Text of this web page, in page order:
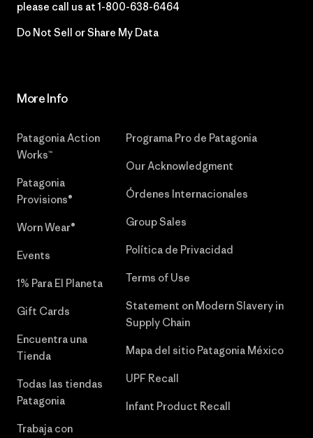
please call us at 1-800-638-6464
Do Not Sell or Share My Data
More Info
Patagonia Action
Works™
Patagonia
Provisions®
Worn Wear®
Events
1% Para El Planeta
Gift Cards
Encuentra una
Tienda
Todas las tiendas
Patagonia
Trabaja con
Programa Pro de Patagonia
Our Acknowledgment
Órdenes Internacionales
Group Sales
Política de Privacidad
Terms of Use
Statement on Modern Slavery in
Supply Chain
Mapa del sitio Patagonia México
UPF Recall
Infant Product Recall